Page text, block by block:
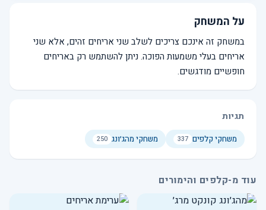
על המשחק
במשחק זה אינכם צריכים לשלב שני אריחים זהים, אלא שני
אריחים בעלי משמעות הפוכה. ניתן להשתמש רק באריחים
חופשיים מודגשים.
תגיות
משחקי קלפים 337 משחקי מהג׳ונג 250
עוד מ-קלפים והימורים